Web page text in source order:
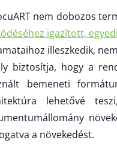
nem dobozos
igazított,
illeszkedik,
biztosítja, hogy a
bemeneti
lehetővé
a növekedést.